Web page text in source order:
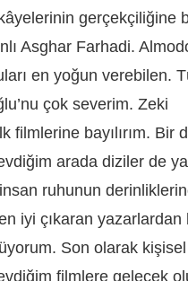
gerçekçiliğine
Asghar Farhadi.
en yoğun verebilen.
çok severim. Zeki
filmlerine bayılırım. Bir
arada diziler de
insan ruhunun
iyi çıkaran yazarlardan
Son olarak kişisel
filmlere gelecek